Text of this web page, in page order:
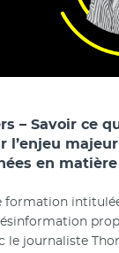
– Savoir ce
l’enjeu
en matière
formation
le journaliste